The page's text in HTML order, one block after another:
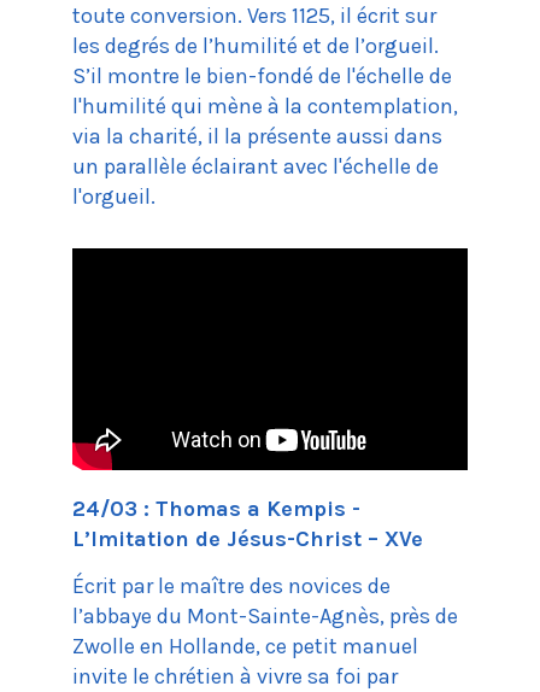
toute conversion. Vers 1125, il écrit sur
les degrés de l’humilité et de l’orgueil.
S’il montre le bien-fondé de l'échelle de
l'humilité qui mène à la contemplation,
via la charité, il la présente aussi dans
un parallèle éclairant avec l'échelle de
l'orgueil.
24/03 : Thomas a Kempis -
L’Imitation de Jésus-Christ – XVe
Écrit par le maître des novices de
l’abbaye du Mont-Sainte-Agnès, près de
Zwolle en Hollande, ce petit manuel
invite le chrétien à vivre sa foi par